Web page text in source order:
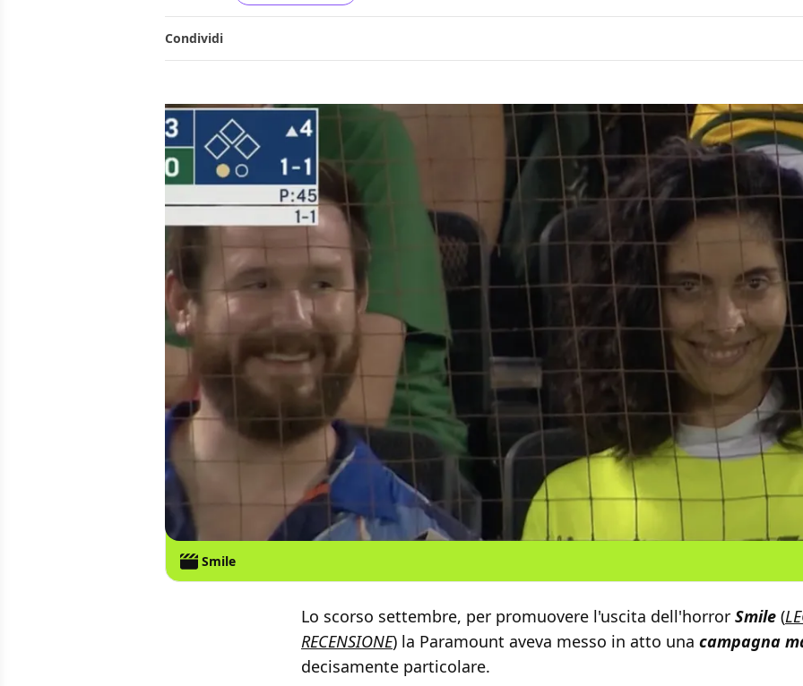
Condividi
Smile
Lo scorso settembre, per promuovere l'uscita dell'horror Smile (
RECENSIONE) la Paramount aveva messo in atto una campagna
decisamente particolare.